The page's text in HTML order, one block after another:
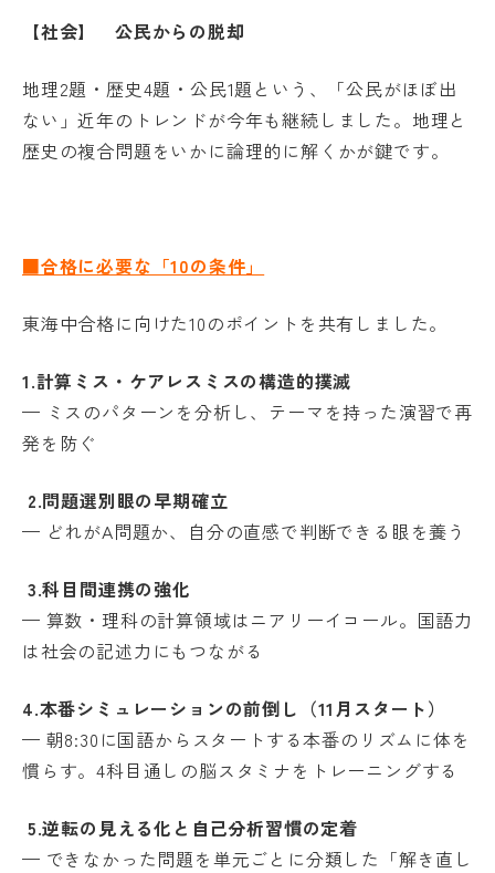
【社会】 公民からの脱却
地理2題・歴史4題・公民1題という、「公民がほぼ出
ない」近年のトレンドが今年も継続しました。地理と
歴史の複合問題をいかに論理的に解くかが鍵です。
■合格に必要な「10の条件」
東海中合格に向けた10のポイントを共有しました。
1.計算ミス・ケアレスミスの構造的撲滅
— ミスのパターンを分析し、テーマを持った演習で再
発を防ぐ
2.問題選別眼の早期確立
— どれがA問題か、自分の直感で判断できる眼を養う
3.科目間連携の強化
— 算数・理科の計算領域はニアリーイコール。国語力
は社会の記述力にもつながる
4.本番シミュレーションの前倒し（11月スタート）
— 朝8:30に国語からスタートする本番のリズムに体を
慣らす。4科目通しの脳スタミナをトレーニングする
5.逆転の見える化と自己分析習慣の定着
— できなかった問題を単元ごとに分類した「解き直し